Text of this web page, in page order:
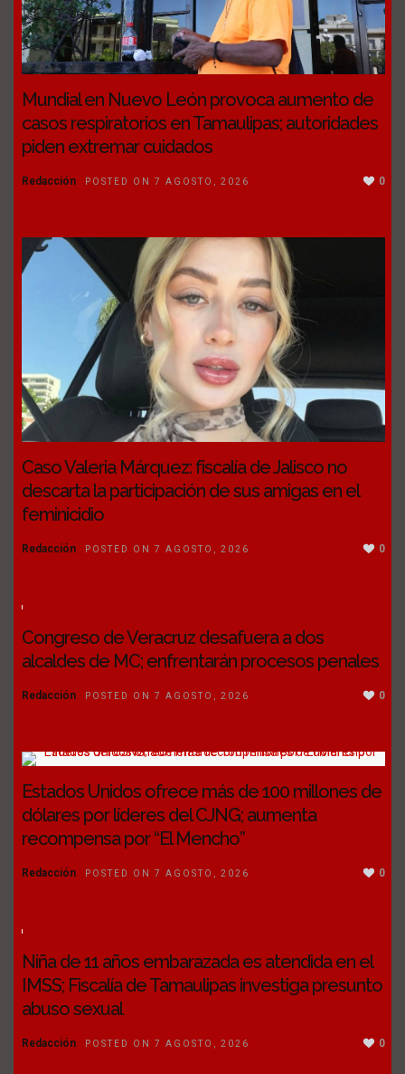
Mundial en Nuevo León provoca aumento de
casos respiratorios en Tamaulipas; autoridades
piden extremar cuidados
Redacción 0
POSTED ON 7 AGOSTO, 2026
Caso Valeria Márquez: fiscalía de Jalisco no
descarta la participación de sus amigas en el
feminicidio
Redacción 0
POSTED ON 7 AGOSTO, 2026
Congreso de Veracruz desafuera a dos
alcaldes de MC; enfrentarán procesos penales
Redacción 0
POSTED ON 7 AGOSTO, 2026
Estados Unidos ofrece más de 100 millones de
dólares por líderes del CJNG; aumenta
recompensa por “El Mencho”
Redacción 0
POSTED ON 7 AGOSTO, 2026
Niña de 11 años embarazada es atendida en el
IMSS; Fiscalía de Tamaulipas investiga presunto
abuso sexual
Redacción 0
POSTED ON 7 AGOSTO, 2026